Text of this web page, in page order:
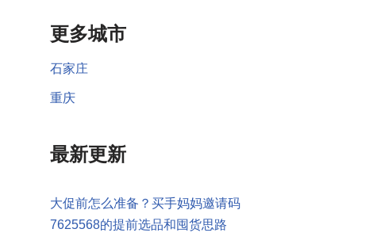
更多城市
石家庄
重庆
最新更新
大促前怎么准备？买手妈妈邀请码
7625568的提前选品和囤货思路